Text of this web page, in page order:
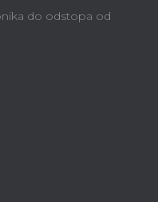
do odstopa od